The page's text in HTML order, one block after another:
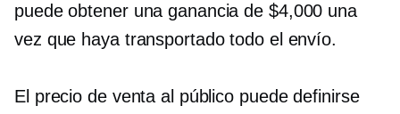
puede obtener una ganancia de $4,000 una
vez que haya transportado todo el envío.
El precio de venta al público puede definirse